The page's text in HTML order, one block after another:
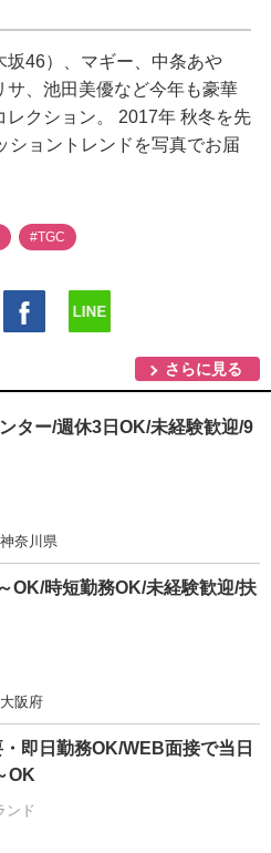
坂46）、マギー、中条あ
、池田美優など今年も豪華
レクション。 2017年 秋冬を先
ショントレンドを写真でお届
#TGC
さらに見る
ター/週休3日OK/未経験歓迎/9
奈川県
OK/時短勤務OK/未経験歓迎/扶
阪府
即日勤務OK/WEB面接で当日
OK
ンド